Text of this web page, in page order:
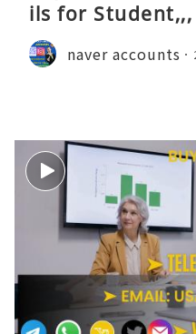
ils for Student,,,
naver accounts